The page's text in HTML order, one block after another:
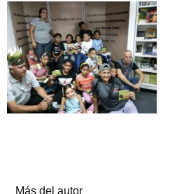
Más del autor